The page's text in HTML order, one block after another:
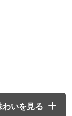
いを見る